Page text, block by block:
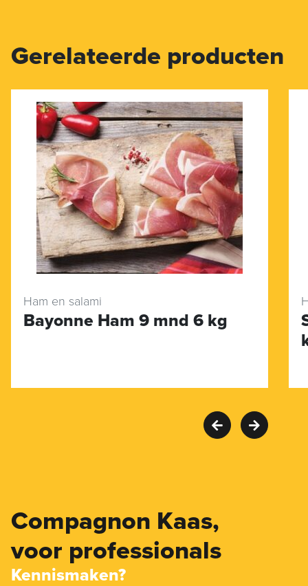
Gerelateerde producten
Ham en salami
Bayonne Ham 9 mnd 6 kg
Compagnon Kaas,
voor professionals
Kennismaken?